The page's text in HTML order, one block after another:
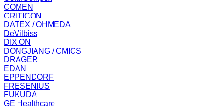
COMEN
CRITICON
DATEX / OHMEDA
DeVilbiss
DIXION
DONGJIANG / CMICS
DRAGER
EDAN
EPPENDORF
FRESENIUS
FUKUDA
GE Healthcare